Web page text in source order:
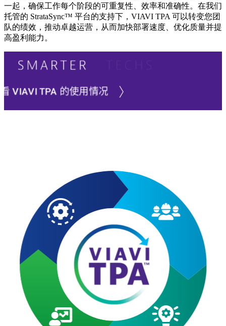
一起，确保工作每个阶段的可重复性、效率和准确性。在我们
托管的 StrataSync™ 平台的支持下，VIAVI TPA 可以转变您团
队的绩效，推动卓越运营，从而加快部署速度、优化质量并提
高盈利能力。